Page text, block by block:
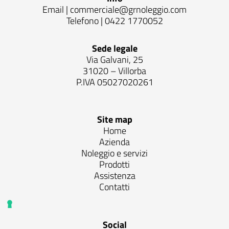
Email | commerciale@grnoleggio.com
Telefono |0422 1770052
Sede legale
Via Galvani, 25
31020 – Villorba
P.IVA 05027020261
Site map
Home
Azienda
Noleggio e servizi
Prodotti
Assistenza
Contatti
Social